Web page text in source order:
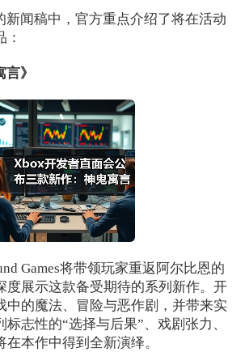
闻稿中，官方重点介绍了将在活动
》​
Games将带领玩家重返阿尔比恩的
度展示这款备受期待的系列新作。开
中的魔法、冒险与恶作剧，并带来实
志性的“选择与后果”、戏剧张力、
本作中得到全新演绎。